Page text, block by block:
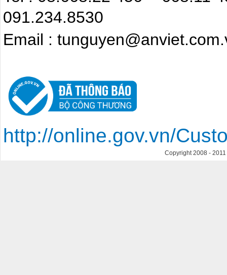
091.234.8530
Email :
http://online.gov.vn/
Copyright 2008 - 2011